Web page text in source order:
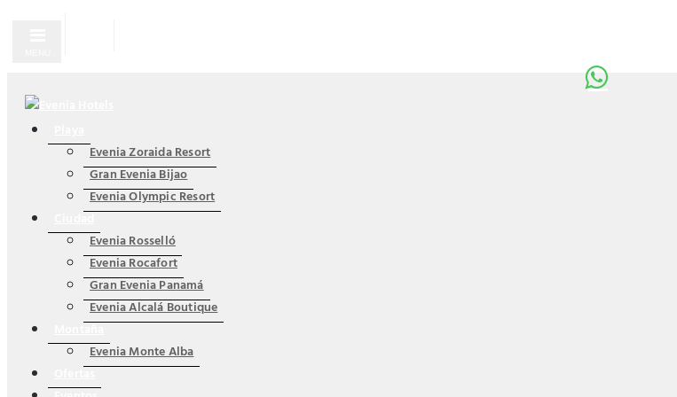
Evenia Zoraida Resort
Gran Evenia Bijao
Evenia Olympic Resort
Evenia Rosselló
Evenia Rocafort
Gran Evenia Panamá
Evenia Alcalá Boutique
Evenia Monte Alba